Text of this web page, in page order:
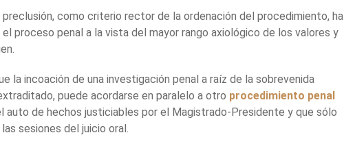
como criterio rector de la ordenación del procedimiento, ha
proceso penal a la vista del mayor rango axiológico de los valores y
la incoación de una investigación penal a raíz de la sobrevenida
puede acordarse en paralelo a otro procedimiento penal
auto de hechos justiciables por el Magistrado-Presidente y que sólo
sesiones del juicio oral.